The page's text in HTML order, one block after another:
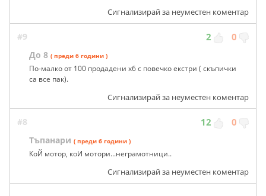
Сигнализирай за неуместен коментар
#9 2 0
До 8 ( преди 6 години )
По-малко от 100 продадени х6 с повечко екстри ( скъпички
са все пак).
Сигнализирай за неуместен коментар
#8 12 0
Тъпанари ( преди 6 години )
КоЙ мотор, коИ мотори...неграмотници..
Сигнализирай за неуместен коментар